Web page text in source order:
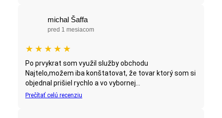
michal Šaffa
pred 1 mesiacom
★ ★ ★ ★ ★
Po prvykrat som využil služby obchodu
Najtelo,možem iba konštatovat, že tovar ktorý som si
objednal prišiel rychlo a vo vybornej...
Prečítať celú recenziu